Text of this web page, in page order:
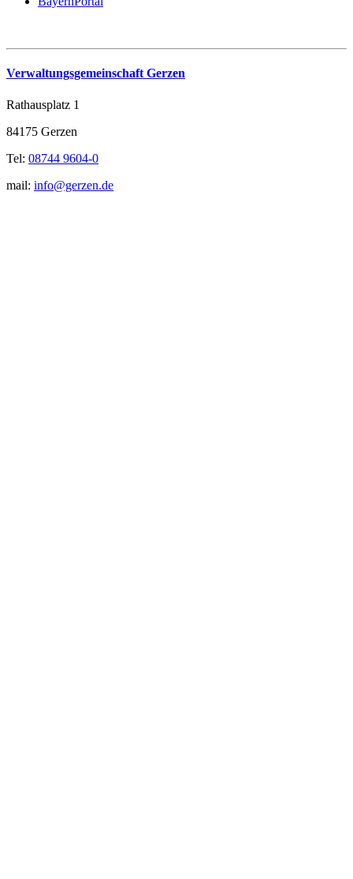
Verwaltungsgemeinschaft Gerzen
Rathausplatz 1
84175 Gerzen
Tel: 08744 9604-0
mail: info@gerzen.de